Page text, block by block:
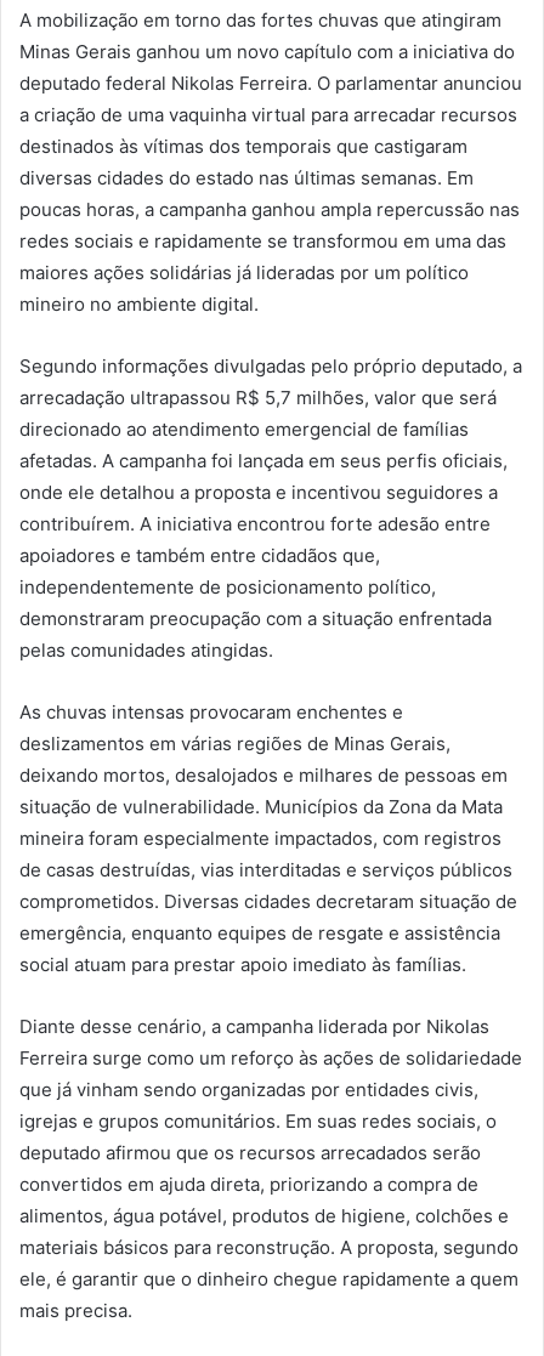
A mobilização em torno das fortes chuvas que atingiram
Minas Gerais ganhou um novo capítulo com a iniciativa do
deputado federal Nikolas Ferreira. O parlamentar anunciou
a criação de uma vaquinha virtual para arrecadar recursos
destinados às vítimas dos temporais que castigaram
diversas cidades do estado nas últimas semanas. Em
poucas horas, a campanha ganhou ampla repercussão nas
redes sociais e rapidamente se transformou em uma das
maiores ações solidárias já lideradas por um político
mineiro no ambiente digital.
Segundo informações divulgadas pelo próprio deputado, a
arrecadação ultrapassou R$ 5,7 milhões, valor que será
direcionado ao atendimento emergencial de famílias
afetadas. A campanha foi lançada em seus perfis oficiais,
onde ele detalhou a proposta e incentivou seguidores a
contribuírem. A iniciativa encontrou forte adesão entre
apoiadores e também entre cidadãos que,
independentemente de posicionamento político,
demonstraram preocupação com a situação enfrentada
pelas comunidades atingidas.
As chuvas intensas provocaram enchentes e
deslizamentos em várias regiões de Minas Gerais,
deixando mortos, desalojados e milhares de pessoas em
situação de vulnerabilidade. Municípios da Zona da Mata
mineira foram especialmente impactados, com registros
de casas destruídas, vias interditadas e serviços públicos
comprometidos. Diversas cidades decretaram situação de
emergência, enquanto equipes de resgate e assistência
social atuam para prestar apoio imediato às famílias.
Diante desse cenário, a campanha liderada por Nikolas
Ferreira surge como um reforço às ações de solidariedade
que já vinham sendo organizadas por entidades civis,
igrejas e grupos comunitários. Em suas redes sociais, o
deputado afirmou que os recursos arrecadados serão
convertidos em ajuda direta, priorizando a compra de
alimentos, água potável, produtos de higiene, colchões e
materiais básicos para reconstrução. A proposta, segundo
ele, é garantir que o dinheiro chegue rapidamente a quem
mais precisa.